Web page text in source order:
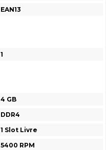
EAN13
1
4 GB
DDR4
1 Slot Livre
5400 RPM